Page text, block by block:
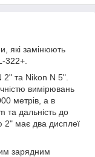
які замінюють
322+.
2" та Nikon N 5".
вимірювань
метрів, а в
та дальність до
2" має два дисплеї
зарядним